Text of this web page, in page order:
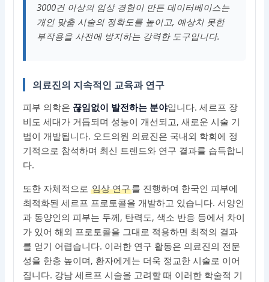
3000건 이상의 임상 경험이 만든 데이터베이스는
개인 맞춤 시술의 정확도를 높이고, 예상치 못한
부작용을 사전에 방지하는 강력한 도구입니다.
의료진의 지속적인 교육과 연구
피부 의학은 끊임없이 발전하는 분야입니다. 세르프 장
비도 세대가 거듭되며 성능이 개선되고, 새로운 시술 기
법이 개발됩니다. 오드의원 의료진은 국내외 학회에 정
기적으로 참석하며 최신 트렌드와 연구 결과를 습득합니
다.
또한 자체적으로임상 연구를 진행하여 한국인 피부에
최적화된 세르프 프로토콜을 개발하고 있습니다. 서양인
과 동양인의 피부는 두께, 탄력도, 색소 반응 등에서 차이
가 있어 해외 프로토콜을 그대로 적용하면 최적의 결과
를 얻기 어렵습니다. 이러한 연구 활동은 의료진의 전문
성을 한층 높이며, 환자에게는 더욱 정교한 시술로 이어
집니다. 강남 세르프 시술을 고려할 때 이러한 학술적 기